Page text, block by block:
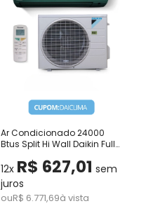
Ar Condicionado 24000
Btus Split Hi Wall Daikin Full
e Frio 220V
12x R$ 627,01 sem
juros
ouR$ 6.771,69à vista